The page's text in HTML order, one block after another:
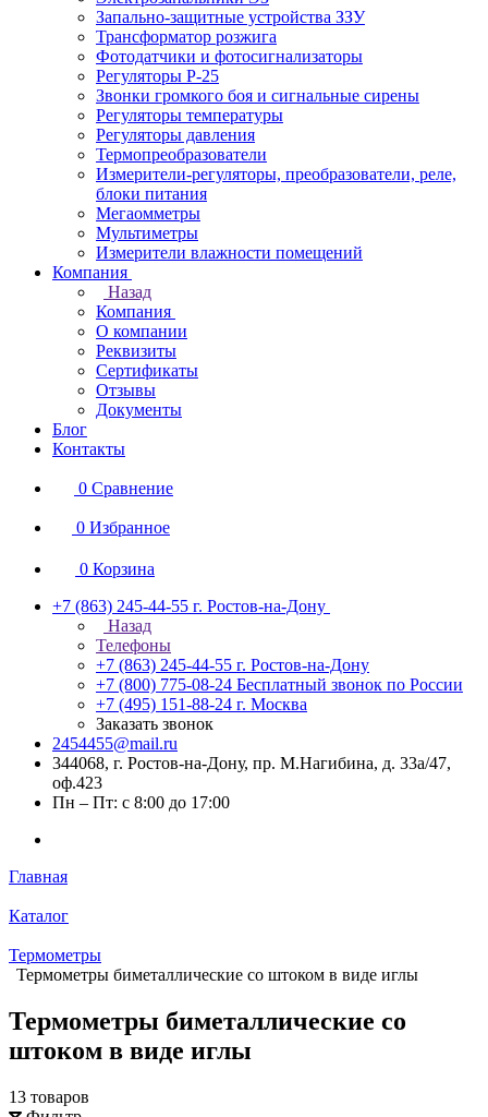
Запально-защитные устройства ЗЗУ
Трансформатор розжига
Фотодатчики и фотосигнализаторы
Регуляторы Р-25
Звонки громкого боя и сигнальные сирены
Регуляторы температуры
Регуляторы давления
Термопреобразователи
Измерители-регуляторы, преобразователи, реле,
блоки питания
Мегаомметры
Мультиметры
Измерители влажности помещений
Компания
Назад
Компания
О компании
Реквизиты
Сертификаты
Отзывы
Документы
Блог
Контакты
0 Сравнение
0 Избранное
0 Корзина
+7 (863) 245-44-55 г. Ростов-на-Дону
Назад
Телефоны
+7 (863) 245-44-55 г. Ростов-на-Дону
+7 (800) 775-08-24 Бесплатный звонок по России
+7 (495) 151-88-24 г. Москва
Заказать звонок
2454455@mail.ru
344068, г. Ростов-на-Дону, пр. М.Нагибина, д. 33а/47,
оф.423
Пн – Пт: с 8:00 до 17:00
Главная
Каталог
Термометры
Термометры биметаллические со штоком в виде иглы
Термометры биметаллические со
штоком в виде иглы
13 товаров